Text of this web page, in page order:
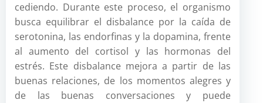
cediendo. Durante este proceso, el organismo
busca equilibrar el disbalance por la caída de
serotonina, las endorfinas y la dopamina, frente
al aumento del cortisol y las hormonas del
estrés. Este disbalance mejora a partir de las
buenas relaciones, de los momentos alegres y
de las buenas conversaciones y puede